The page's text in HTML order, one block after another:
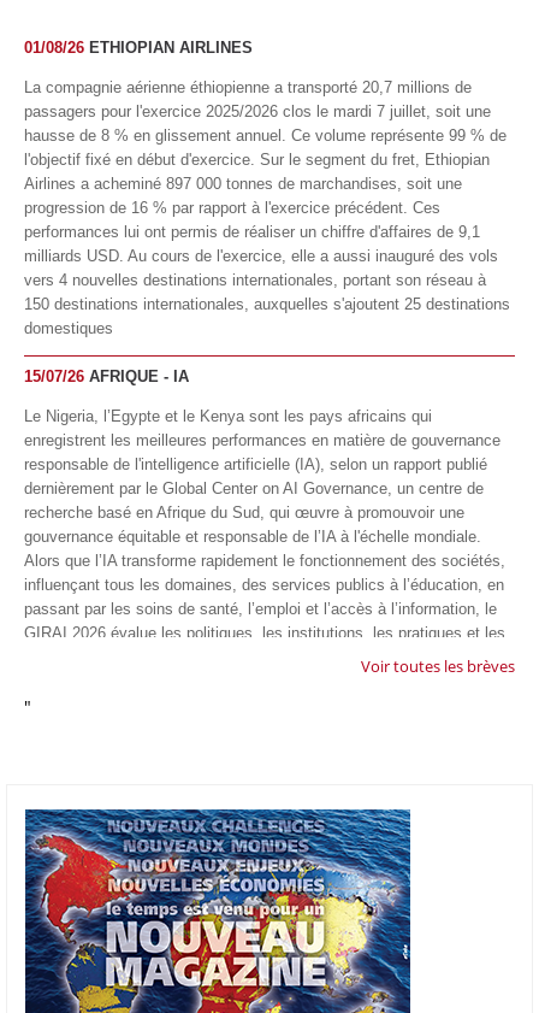
01/08/26 ETHIOPIAN AIRLINES
La compagnie aérienne éthiopienne a transporté 20,7 millions de
passagers pour l'exercice 2025/2026 clos le mardi 7 juillet, soit une
hausse de 8 % en glissement annuel. Ce volume représente 99 % de
l'objectif fixé en début d'exercice. Sur le segment du fret, Ethiopian
Airlines a acheminé 897 000 tonnes de marchandises, soit une
progression de 16 % par rapport à l'exercice précédent. Ces
performances lui ont permis de réaliser un chiffre d'affaires de 9,1
milliards USD. Au cours de l'exercice, elle a aussi inauguré des vols
vers 4 nouvelles destinations internationales, portant son réseau à
150 destinations internationales, auxquelles s'ajoutent 25 destinations
domestiques
15/07/26 AFRIQUE - IA
Le Nigeria, l’Egypte et le Kenya sont les pays africains qui
enregistrent les meilleures performances en matière de gouvernance
responsable de l'intelligence artificielle (IA), selon un rapport publié
dernièrement par le Global Center on AI Governance, un centre de
recherche basé en Afrique du Sud, qui œuvre à promouvoir une
gouvernance équitable et responsable de l’IA à l'échelle mondiale.
Alors que l’IA transforme rapidement le fonctionnement des sociétés,
influençant tous les domaines, des services publics à l’éducation, en
passant par les soins de santé, l’emploi et l’accès à l’information, le
GIRAI 2026 évalue les politiques, les institutions, les pratiques et les
conditions générales de gouvernance qui favorisent un déploiement
technologie.
appliquée d'Afrique à À Accra, au Ghana. L'annonce a été faite
mercredi 1er juillet lors du premier Google Cloud Summit du groupe
américain, qui a également indiqué avoir dépassé son objectif
d'investir un milliard de dollars sur le continent en cinq ans. Baptisée
Google Africa Applied AI Lab, la structure sera hébergée à l'AI
Community Centre d'Accra. Elle associera des fondateurs de start-up
venus de tout le continent à des chercheurs de Google et leur donnera
un accès anticipé aux derniers modèles d'IA de l'entreprise. Les
Voir toutes les brèves
"